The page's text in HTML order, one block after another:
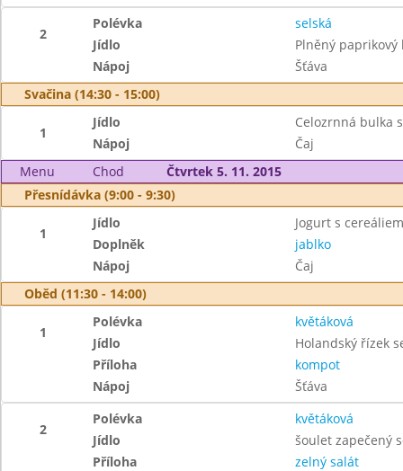
2
Polévka
selská
Jídlo
Plněný
Nápoj
Šťáva
Svačina (14:30 - 15:00)
1
Jídlo
Celozrnná bulka
Nápoj
Čaj
Menu
Chod
Čtvrtek 5. 11. 2015
Přesnídávka (9:00 - 9:30)
1
Jídlo
Jogurt s
Doplněk
jablko
Nápoj
Čaj
Oběd (11:30 - 14:00)
1
Polévka
květáková
Jídlo
Holandský řízek
Příloha
kompot
Nápoj
Šťáva
2
Polévka
květáková
Jídlo
šoulet zapečený
Příloha
zelný salát